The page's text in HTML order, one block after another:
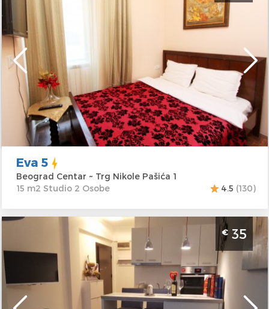
Lokacija: Beograd
Centar
Adresa:
Trg Nikole
Pašića 1
Cena 30 €
Struktura :Studio
Eva 5
Beograd Centar ~ Trg Nikole Pašića 1
15 m2 Studio 2 Osobe
4.5 (130)
Studio Apartman Idila Beograd Palilula
Beograd
Lokacija:
Beograd
Palilula
Adresa:
Primorska
Gosti:2
Kvadratura :30
m2
€35